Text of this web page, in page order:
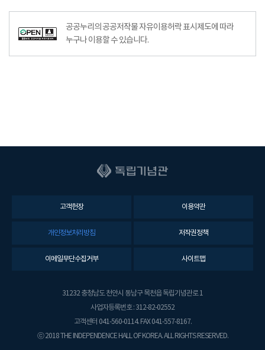
공공누리의 공공저작물 자유이용허락 표시제도에 따라
누구나 이용할 수 있습니다.
고객헌장 이용약관
개인정보처리방침 저작권정책
이메일무단수집거부 사이트맵
31232 충청남도 천안시 동남구 목천읍 독립기념관로 1
사업자등록번호 : 312-82-02552
고객센터 041-560-0114. FAX 041-557-8167.
ⓒ 2018 THE INDEPENDENCE HALL OF KOREA. ALL RIGHTS RESERVED.